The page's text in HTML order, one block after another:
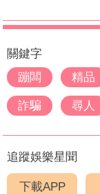
關鍵字
蹦闆
精品
詐騙 尋人
追蹤娛樂星聞
下載APP